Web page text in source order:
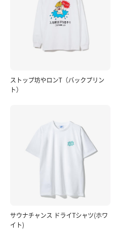
ストップ坊やロンT（バックプリン
ト）
サウナチャンス ドライTシャツ(ホワ
イト)